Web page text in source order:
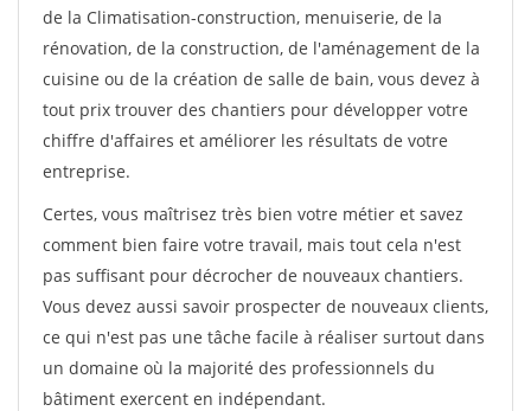
de la Climatisation-construction, menuiserie, de la
rénovation, de la construction, de l'aménagement de la
cuisine ou de la création de salle de bain, vous devez à
tout prix trouver des chantiers pour développer votre
chiffre d'affaires et améliorer les résultats de votre
entreprise.
Certes, vous maîtrisez très bien votre métier et savez
comment bien faire votre travail, mais tout cela n'est
pas suffisant pour décrocher de nouveaux chantiers.
Vous devez aussi savoir prospecter de nouveaux clients,
ce qui n'est pas une tâche facile à réaliser surtout dans
un domaine où la majorité des professionnels du
bâtiment exercent en indépendant.